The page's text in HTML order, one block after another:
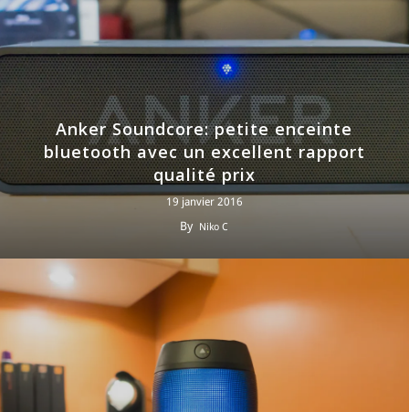
Anker Soundcore: petite enceinte
bluetooth avec un excellent rapport
qualité prix
19 janvier 2016
By Niko C